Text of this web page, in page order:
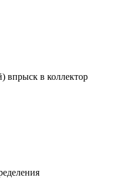
впрыск в коллектор